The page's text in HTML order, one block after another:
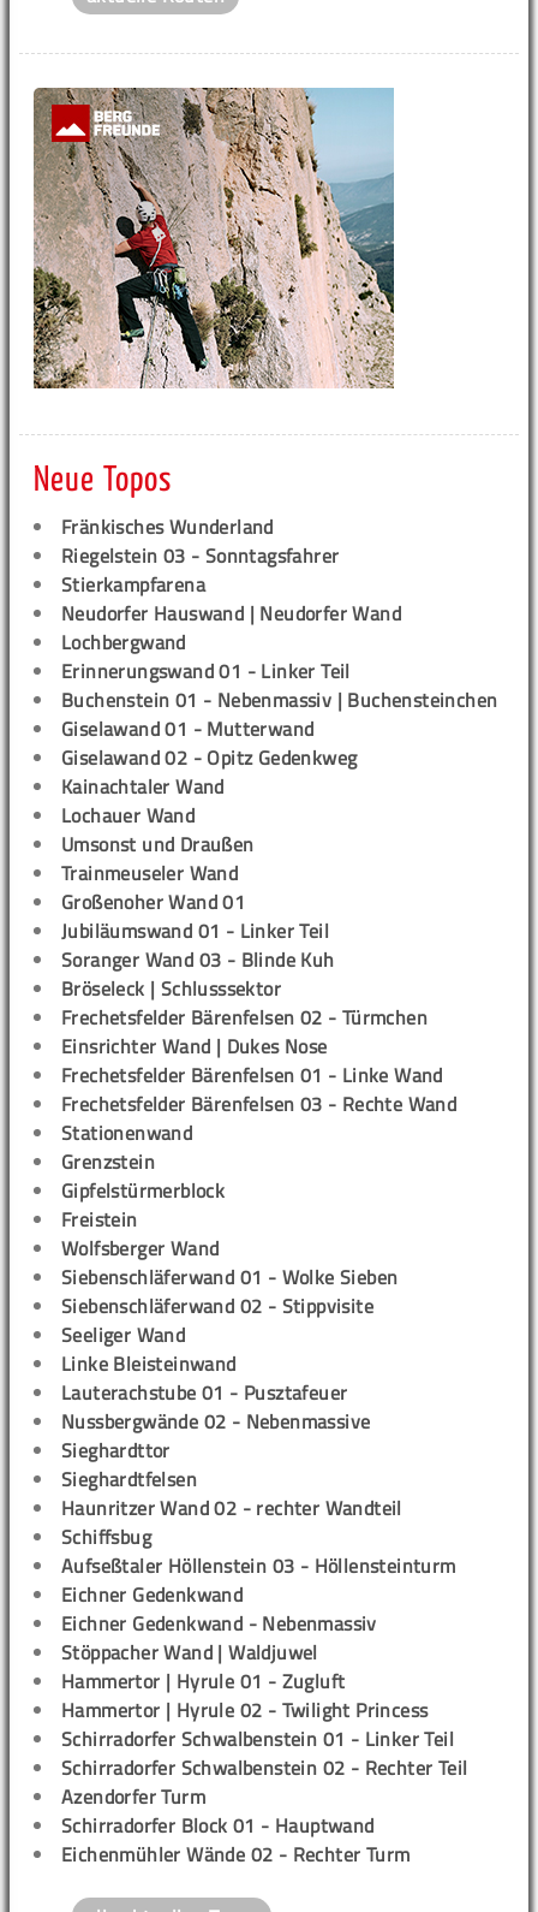
Neue Topos
Fränkisches Wunderland
Riegelstein 03 - Sonntagsfahrer
Stierkampfarena
Neudorfer Hauswand | Neudorfer Wand
Lochbergwand
Erinnerungswand 01 - Linker Teil
Buchenstein 01 - Nebenmassiv | Buchensteinchen
Giselawand 01 - Mutterwand
Giselawand 02 - Opitz Gedenkweg
Kainachtaler Wand
Lochauer Wand
Umsonst und Draußen
Trainmeuseler Wand
Großenoher Wand 01
Jubiläumswand 01 - Linker Teil
Soranger Wand 03 - Blinde Kuh
Bröseleck | Schlusssektor
Frechetsfelder Bärenfelsen 02 - Türmchen
Einsrichter Wand | Dukes Nose
Frechetsfelder Bärenfelsen 01 - Linke Wand
Frechetsfelder Bärenfelsen 03 - Rechte Wand
Stationenwand
Grenzstein
Gipfelstürmerblock
Freistein
Wolfsberger Wand
Siebenschläferwand 01 - Wolke Sieben
Siebenschläferwand 02 - Stippvisite
Seeliger Wand
Linke Bleisteinwand
Lauterachstube 01 - Pusztafeuer
Nussbergwände 02 - Nebenmassive
Sieghardttor
Sieghardtfelsen
Haunritzer Wand 02 - rechter Wandteil
Schiffsbug
Aufseßtaler Höllenstein 03 - Höllensteinturm
Eichner Gedenkwand
Eichner Gedenkwand - Nebenmassiv
Stöppacher Wand | Waldjuwel
Hammertor | Hyrule 01 - Zugluft
Hammertor | Hyrule 02 - Twilight Princess
Schirradorfer Schwalbenstein 01 - Linker Teil
Schirradorfer Schwalbenstein 02 - Rechter Teil
Azendorfer Turm
Schirradorfer Block 01 - Hauptwand
Eichenmühler Wände 02 - Rechter Turm